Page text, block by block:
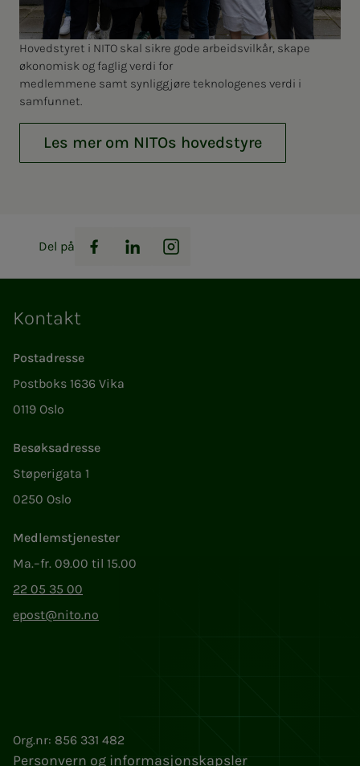
Hovedstyret i NITO skal sikre gode arbeidsvilkår, skape
økonomisk og faglig verdi for
medlemmene samt synliggjøre teknologenes verdi i
samfunnet.
Les mer om NITOs hovedstyre
Del på
Facebook
LinkedInInstagram
Kontakt
Postadresse
Postboks 1636 Vika
0119 Oslo
Besøksadresse
Støperigata 1
0250 Oslo
Medlemstjenester
Ma.–fr. 09.00 til 15.00
22 05 35 00
epost@nito.no
Org.nr: 856 331 482
Personvern og informasjonskapsler